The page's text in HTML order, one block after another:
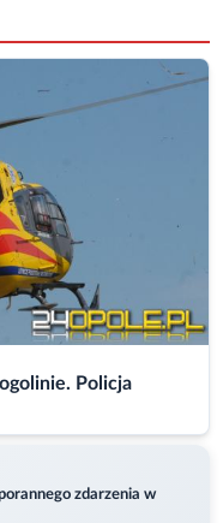
Policja
zdarzenia w